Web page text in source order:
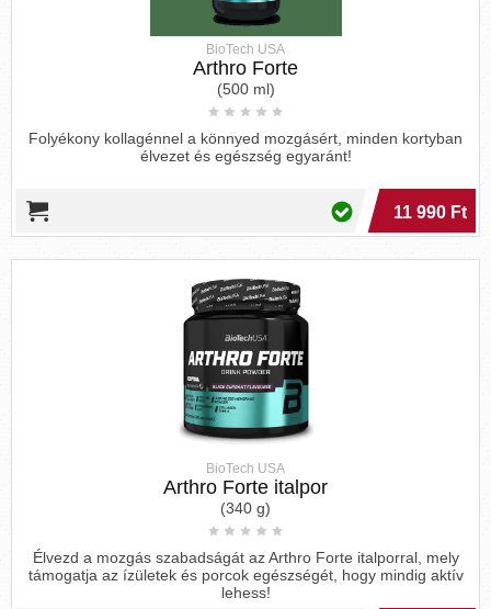
BioTech USA
Arthro Forte
(500 ml)
Folyékony kollagénnel a könnyed mozgásért, minden kortyban
élvezet és egészség egyaránt!
11 990 Ft
BioTech USA
Arthro Forte italpor
(340 g)
Élvezd a mozgás szabadságát az Arthro Forte italporral, mely
támogatja az ízületek és porcok egészségét, hogy mindig aktív
lehess!